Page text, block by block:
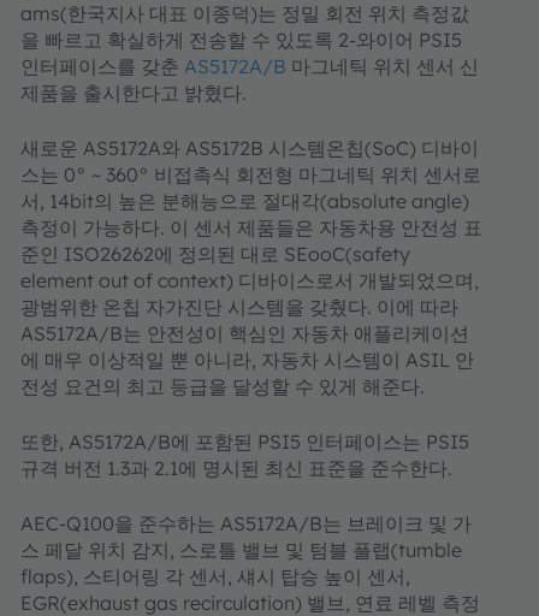
ams(한국지사 대표 이종덕)는 정밀 회전 위치 측정값
을 빠르고 확실하게 전송할 수 있도록 2-와이어 PSI5
인터페이스를 갖춘 AS5172A/B 마그네틱 위치 센서 신
제품을 출시한다고 밝혔다.
새로운 AS5172A와 AS5172B 시스템온칩(SoC) 디바이
스는 0° ~ 360° 비접촉식 회전형 마그네틱 위치 센서로
서, 14bit의 높은 분해능으로 절대각(absolute angle)
측정이 가능하다. 이 센서 제품들은 자동차용 안전성 표
준인 ISO26262에 정의된 대로 SEooC(safety
element out of context) 디바이스로서 개발되었으며,
광범위한 온칩 자가진단 시스템을 갖췄다. 이에 따라
AS5172A/B는 안전성이 핵심인 자동차 애플리케이션
에 매우 이상적일 뿐 아니라, 자동차 시스템이 ASIL 안
전성 요건의 최고 등급을 달성할 수 있게 해준다.
또한, AS5172A/B에 포함된 PSI5 인터페이스는 PSI5
규격 버전 1.3과 2.1에 명시된 최신 표준을 준수한다.
AEC-Q100을 준수하는 AS5172A/B는 브레이크 및 가
스 페달 위치 감지, 스로틀 밸브 및 텀블 플랩(tumble
flaps), 스티어링 각 센서, 섀시 탑승 높이 센서,
EGR(exhaust gas recirculation) 밸브, 연료 레벨 측정